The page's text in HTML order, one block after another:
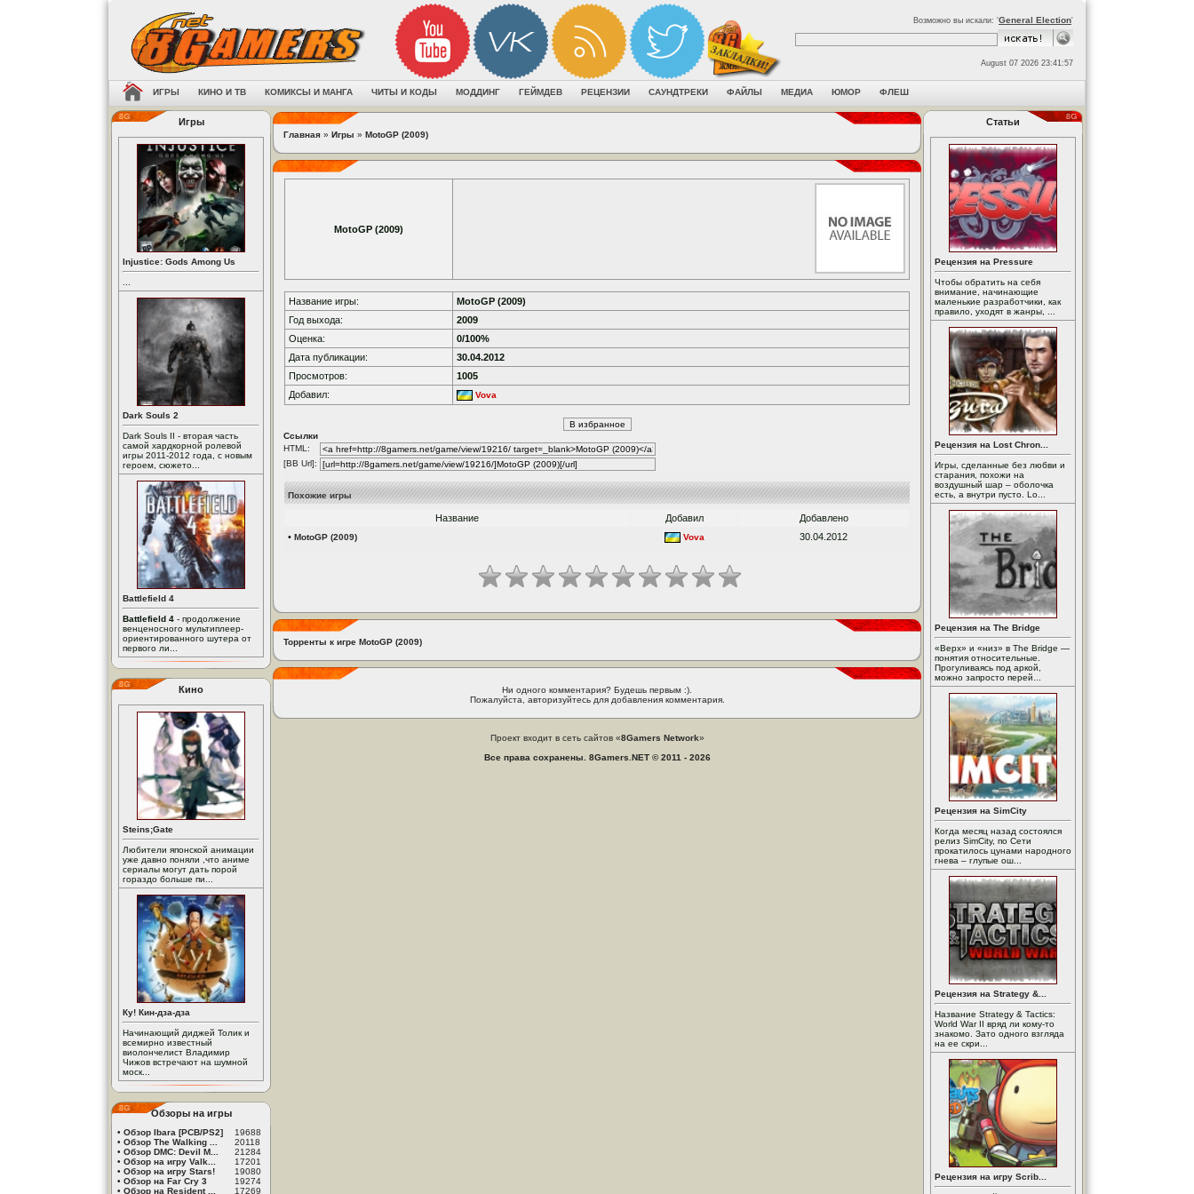
Возможно вы искали: 'General Election'
August 07 2026 23:41:57
ИГРЫ КИНО И ТВ КОМИКСЫ И МАНГА ЧИТЫ И КОДЫ МОДДИНГ ГЕЙМДЕВ РЕЦЕНЗИИ САУНДТРЕКИ ФАЙЛЫ МЕДИА ЮМОР ФЛЕШ
Игры
Injustice: Gods Among Us
Dark Souls 2
Dark Souls II - вторая часть
самой хардкорной ролевой
игры 2011-2012 года, с новым
героем, сюжето...
Battlefield 4
Battlefield 4 - продолжение
венценосного мультиплеер-
ориентированного шутера от
первого ли...
Кино
Steins;Gate
Любители японской анимации
уже давно поняли ,что аниме
сериалы могут дать порой
гораздо больше пи...
Ку! Кин-дза-дза
Начинающий диджей Толик и
всемирно известный
виолончелист Владимир
Чижов встречают на шумной
моск...
Обзоры на игры
• Обзор Ibara [PCB/PS2]
19688
• Обзор The Walking ...
20118
• Обзор DMC: Devil M...
21284
• Обзор на игру Valk...
17201
• Обзор на игру Stars!
19080
• Обзор на Far Cry 3
19274
• Обзор на Resident ... 17269
Главная » Игры » MotoGP (2009)
MotoGP (2009)
Название игры:
MotoGP (2009)
Год выхода:
2009
Оценка:
0/100%
Дата публикации:
30.04.2012
Просмотров:
1005
Добавил:
Vova
Ссылки
HTML:
[BB Url]:
Похожие игры
Название Добавил
Добавлено
• MotoGP (2009) Vova 30.04.2012
Торренты к игре MotoGP (2009)
Ни одного комментария? Будешь первым :).
Пожалуйста, авторизуйтесь для добавления комментария.
Проект входит в сеть сайтов «8Gamers Network»
Все права сохранены. 8Gamers.NET © 2011 - 2026
Статьи
Рецензия на Pressure
Чтобы обратить на себя
внимание, начинающие
маленькие разработчики, как
правило, уходят в жанры, ...
Рецензия на Lost Chron...
Игры, сделанные без любви и
старания, похожи на
воздушный шар – оболочка
есть, а внутри пусто. Lo...
Рецензия на The Bridge
«Верх» и «низ» в The Bridge —
понятия относительные.
Прогуливаясь под аркой,
можно запросто перей...
Рецензия на SimCity
Когда месяц назад состоялся
релиз SimCity, по Сети
прокатилось цунами народного
гнева – глупые ош...
Рецензия на Strategy &...
Название Strategy & Tactics:
World War II вряд ли кому-то
знакомо. Зато одного взгляда
на ее скри...
Рецензия на игру Scrib...